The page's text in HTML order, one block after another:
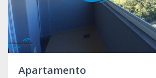
Apartamento